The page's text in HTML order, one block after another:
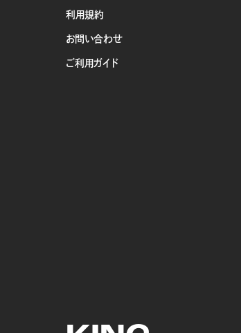
利用規約
お問い合わせ
ご利用ガイド